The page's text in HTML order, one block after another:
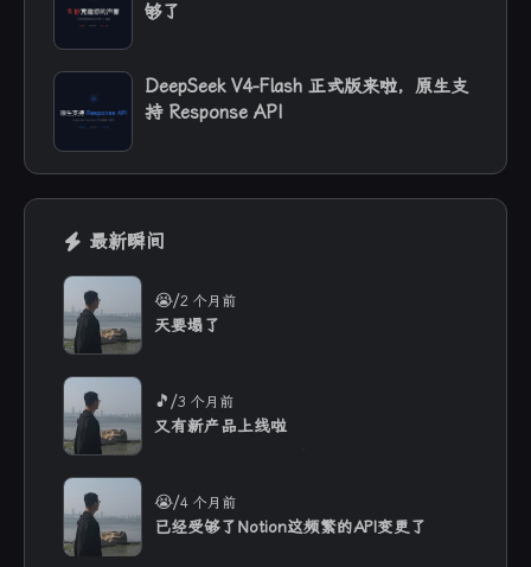
够了
DeepSeek V4-Flash 正式版来啦，原生支
持 Response API
最新瞬间
😭/2 个月前
天要塌了
🎵/3 个月前
又有新产品上线啦
😭/4 个月前
已经受够了Notion这频繁的API变更了